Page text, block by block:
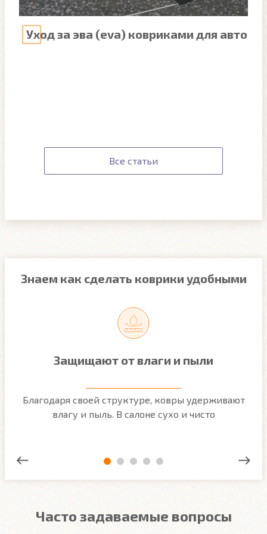
Уход за эва (eva) ковриками для авто
Все статьи
Знаем как сделать коврики удобными
Защищают от влаги и пыли
Благодаря своей структуре, ковры удерживают
влагу и пыль. В салоне сухо и чисто
Часто задаваемые вопросы